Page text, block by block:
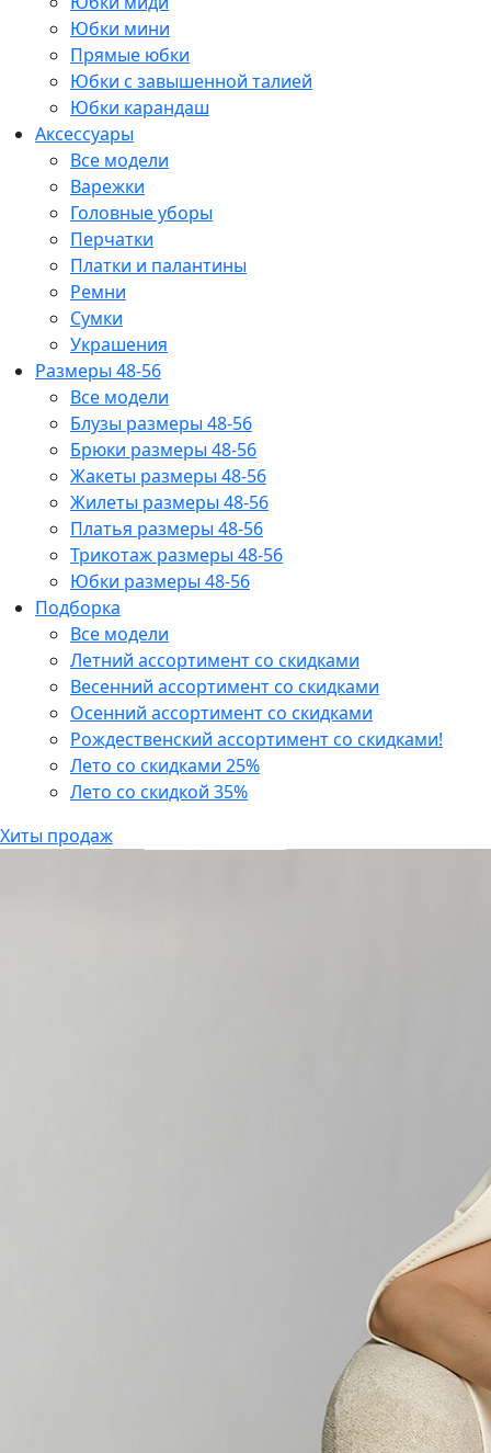
Юбки мини
Прямые юбки
Юбки с завышенной талией
Юбки карандаш
Аксессуары
Все модели
Варежки
Головные уборы
Перчатки
Платки и палантины
Ремни
Сумки
Украшения
Размеры 48-56
Все модели
Блузы размеры 48-56
Брюки размеры 48-56
Жакеты размеры 48-56
Жилеты размеры 48-56
Платья размеры 48-56
Трикотаж размеры 48-56
Юбки размеры 48-56
Подборка
Все модели
Летний ассортимент со скидками
Весенний ассортимент со скидками
Осенний ассортимент со скидками
Рождественский ассортимент со скидками!
Лето со скидками 25%
Лето со скидкой 35%
Хиты продаж